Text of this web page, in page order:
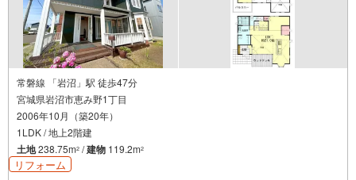
常磐線 「岩沼」駅 徒歩47分
宮城県岩沼市恵み野1丁目
2006年10月（築20年）
1LDK / 地上2階建
土地238.75m2 /建物 119.2m2
リフォーム